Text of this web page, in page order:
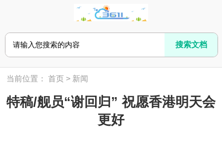
当前位置：首页 > 新闻
特稿/舰员“谢回归” 祝愿香港明天会
更好